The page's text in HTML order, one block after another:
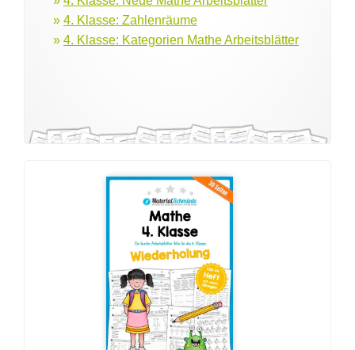
» 4. Klasse: Zahlenräume
» 4. Klasse: Kategorien Mathe Arbeitsblätter